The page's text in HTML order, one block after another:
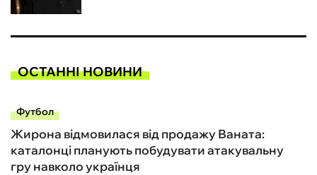
ОСТАННІ НОВИНИ
Футбол
Жирона відмовилася від продажу Ваната:
каталонці планують побудувати атакувальну
гру навколо українця